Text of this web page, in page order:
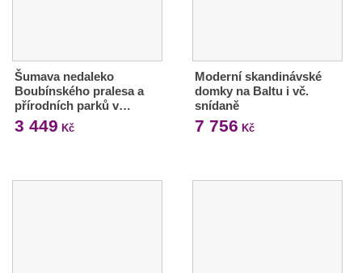
Šumava nedaleko
Boubínského pralesa a
přírodních parků v…
3 449 Kč
Moderní skandinávské
domky na Baltu i vč.
snídaně
7 756 Kč